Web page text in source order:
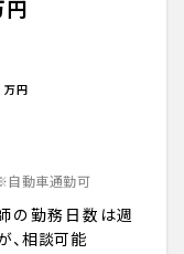
円
万円
自動車通勤可
の勤務日数は週
、相談可能